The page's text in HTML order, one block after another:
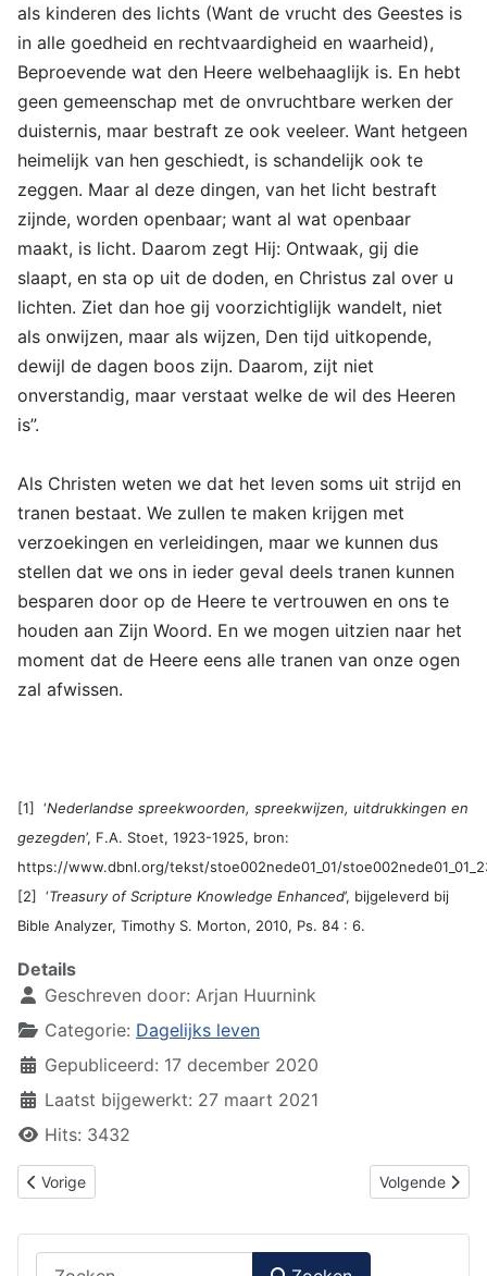
als kinderen des lichts (Want de vrucht des Geestes is
in alle goedheid en rechtvaardigheid en waarheid),
Beproevende wat den Heere welbehaaglijk is. En hebt
geen gemeenschap met de onvruchtbare werken der
duisternis, maar bestraft ze ook veeleer. Want hetgeen
heimelijk van hen geschiedt, is schandelijk ook te
zeggen. Maar al deze dingen, van het licht bestraft
zijnde, worden openbaar; want al wat openbaar
maakt, is licht. Daarom zegt Hij: Ontwaak, gij die
slaapt, en sta op uit de doden, en Christus zal over u
lichten. Ziet dan hoe gij voorzichtiglijk wandelt, niet
als onwijzen, maar als wijzen, Den tijd uitkopende,
dewijl de dagen boos zijn. Daarom, zijt niet
onverstandig, maar verstaat welke de wil des Heeren
is”.
Als Christen weten we dat het leven soms uit strijd en
tranen bestaat. We zullen te maken krijgen met
verzoekingen en verleidingen, maar we kunnen dus
stellen dat we ons in ieder geval deels tranen kunnen
besparen door op de Heere te vertrouwen en ons te
houden aan Zijn Woord. En we mogen uitzien naar het
moment dat de Heere eens alle tranen van onze ogen
zal afwissen.
[1] ‘Nederlandse spreekwoorden, spreekwijzen, uitdrukkingen en
gezegden’, F.A. Stoet, 1923-1925, bron:
https://www.dbnl.org/tekst/stoe002nede01_01/
[2] ‘Treasury of Scripture Knowledge Enhanced’, bijgeleverd bij
Bible Analyzer, Timothy S. Morton, 2010, Ps. 84 : 6.
Details
Geschreven door: Arjan Huurnink
Categorie: Dagelijks leven
Gepubliceerd: 17 december 2020
Laatst bijgewerkt: 27 maart 2021
Hits: 3432
Vorig artikel: Velerlei verzoekingen (De Christen en het lijden -
Vorige Volgende
Volgende